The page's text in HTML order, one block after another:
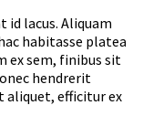
id lacus. Aliquam
habitasse platea
ex sem, finibus sit
hendrerit
aliquet, efficitur ex